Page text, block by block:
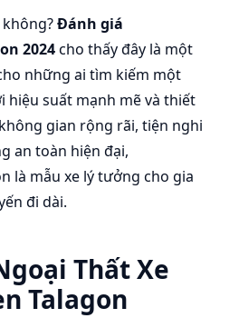
Đánh giá
2024cho thấy đây là một
những ai tìm kiếm một
hiệu suất mạnh mẽ và thiết
gian rộng rãi, tiện nghi
an toàn hiện đại,
là mẫu xe lý tưởng cho gia
đi dài.
Thất Xe
Talagon